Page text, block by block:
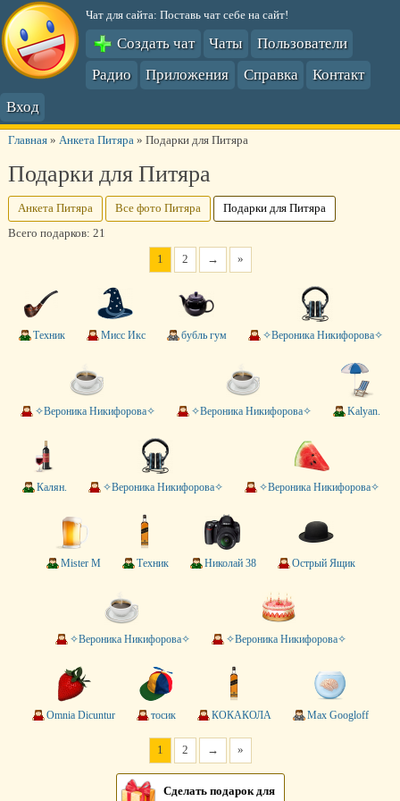
Чат для сайта: Поставь чат себе на сайт!
Создать чат Чаты
Пользователи
Радио
Приложения Справка
Контакт
Вход
Главная» Анкета Питяра» Подарки для Питяра
Подарки для Питяра
Анкета Питяра Все фото Питяра
Подарки для Питяра
Всего подарков: 21
1 2 → »
Техник Мисс Икс бубль гум ✧Вероника Никифорова✧
✧Вероника Никифорова✧ ✧Вероника Никифорова✧ Kalyan.
Калян. ✧Вероника Никифорова✧ ✧Вероника Никифорова✧
Mister M Техник Николай 38 Острый Ящик
✧Вероника Никифорова✧ ✧Вероника Никифорова✧
Omnia Dicuntur тосик КОКАКОЛА Max Googloff
1 2 → »
Сделать подарок для